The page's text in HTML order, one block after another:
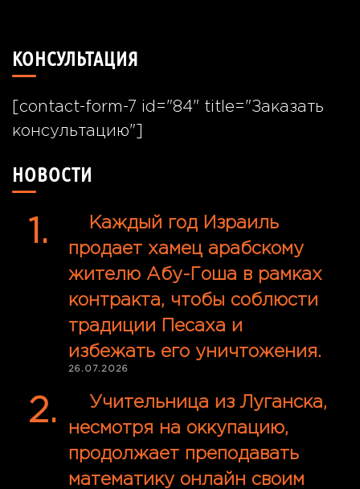
КОНСУЛЬТАЦИЯ
[contact-form-7 id="84" title="Заказать
консультацию"]
НОВОСТИ
Каждый год Израиль
продает хамец арабскому
жителю Абу-Гоша в рамках
контракта, чтобы соблюсти
традиции Песаха и
избежать его уничтожения.
26.07.2026
Учительница из Луганска,
несмотря на оккупацию,
продолжает преподавать
математику онлайн своим